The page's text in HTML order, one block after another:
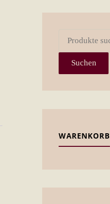
Suchen
nach:
Suchen
WARENKORB